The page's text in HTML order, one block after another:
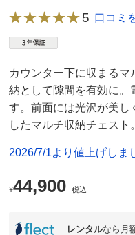
5 口コミ
カウンター下に収まる
納として隙間を有効に。
す。前面には光沢が美し
したマルチ収納チェスト。
2026/7/1より値上げしま
¥44,900 税込
レンタルなら月